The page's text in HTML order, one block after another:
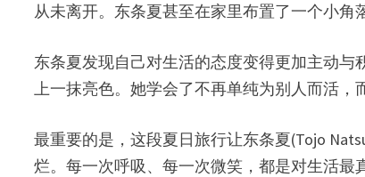
从未离开。东条夏甚至在家里布置了一个小角
东条夏发现自己对生活的态度变得更加主动
上一抹亮色。她学会了不再单纯为别人而活，
最重要的是，这段夏日旅行让东条夏(Tojo
烂。每一次呼吸、每一次微笑，都是对生活最